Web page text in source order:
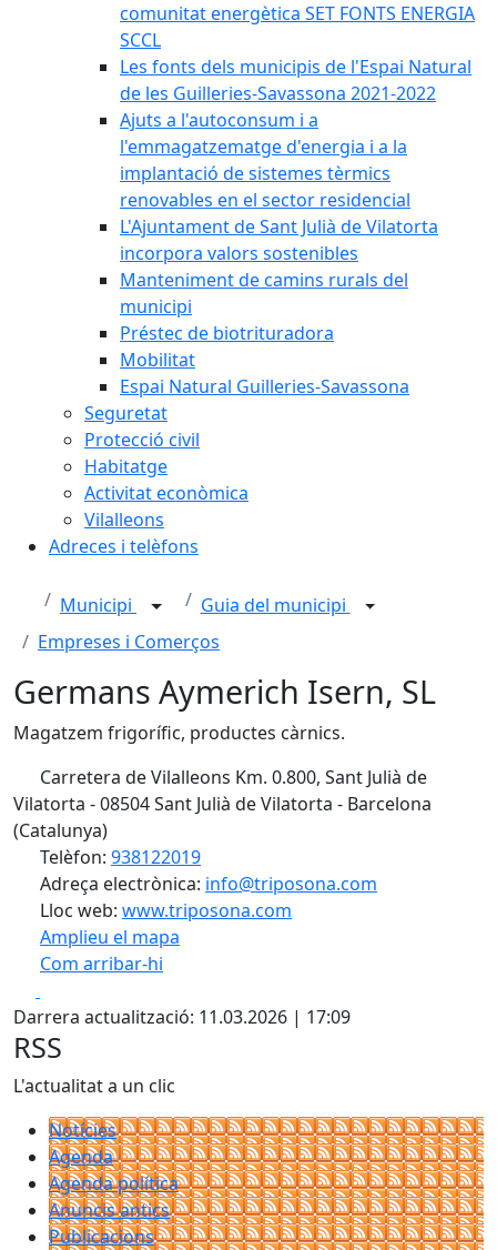
comunitat energètica SET FONTS ENERGIA
SCCL
Les fonts dels municipis de l'Espai Natural
de les Guilleries-Savassona 2021-2022
Ajuts a l'autoconsum i a
l'emmagatzematge d'energia i a la
implantació de sistemes tèrmics
renovables en el sector residencial
L'Ajuntament de Sant Julià de Vilatorta
incorpora valors sostenibles
Manteniment de camins rurals del
municipi
Préstec de biotrituradora
Mobilitat
Espai Natural Guilleries-Savassona
Seguretat
Protecció civil
Habitatge
Activitat econòmica
Vilalleons
Adreces i telèfons
Municipi
Guia del municipi
Empreses i Comerços
Germans Aymerich Isern, SL
Magatzem frigorífic, productes càrnics.
Carretera de Vilalleons Km. 0.800, Sant Julià de
Vilatorta - 08504 Sant Julià de Vilatorta - Barcelona
(Catalunya)
Telèfon: 938122019
Adreça electrònica: info@triposona.com
Lloc web: www.triposona.com
Amplieu el mapa
Com arribar-hi
+
−
Darrera actualització: 11.03.2026 | 17:09
RSS
L'actualitat a un clic
Notícies
Agenda
Agenda política
Anuncis antics
Publicacions